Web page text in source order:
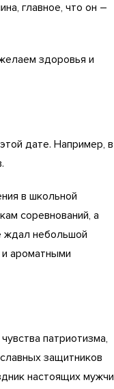
главное, что он –
здоровья и
дате. Например, в
в школьной
соревнований, а
ждал небольшой
ароматными
патриотизма,
защитников
настоящих